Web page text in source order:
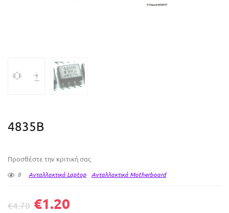
4835B
Προσθέστε την κριτική σας
8 Ανταλλακτικά Laptop Ανταλλακτικά Motherboard
€4.70 €1.20